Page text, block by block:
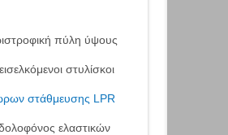
πύλη ύψους
στυλίσκοι
στάθμευσης LPR
ελαστικών